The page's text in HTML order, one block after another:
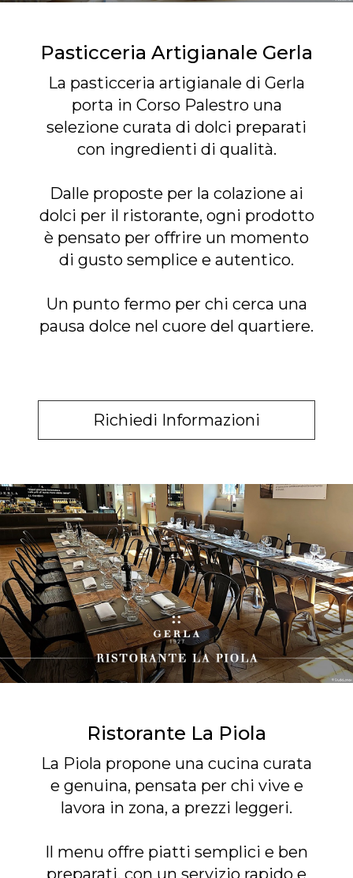
Pasticceria Artigianale Gerla
La pasticceria artigianale di Gerla
porta in Corso Palestro una
selezione curata di dolci preparati
con ingredienti di qualità.
Dalle proposte per la colazione ai
dolci per il ristorante, ogni prodotto
è pensato per offrire un momento
di gusto semplice e autentico.
Un punto fermo per chi cerca una
pausa dolce nel cuore del quartiere.
Richiedi Informazioni
Ristorante La Piola
La Piola propone una cucina curata
e genuina, pensata per chi vive e
lavora in zona, a prezzi leggeri.
Il menu offre piatti semplici e ben
preparati, con un servizio rapido e